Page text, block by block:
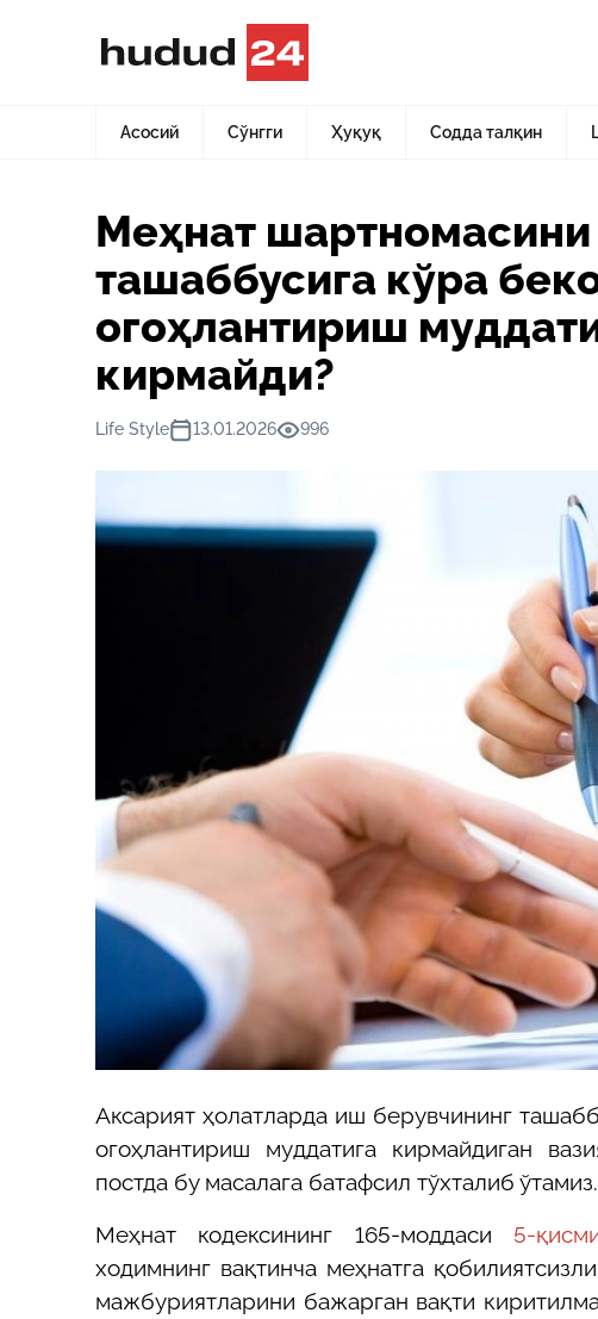
Асосий Сўнгги Ҳуқуқ Содда талқин
Янгиликлар Меҳнат шартномасини иш берувчининг
Меҳнат
ташаббусига кўра
огоҳлантириш
кирмайди?
Life Style 13.01.2026 996
Аксарият ҳолатларда иш берувчининг
огоҳлантириш муддатига кирмайдиган
постда бу масалага батафсил тўхталиб ўтамиз.
Меҳнат кодексининг 165-моддаси 5-
ходимнинг вақтинча меҳнатга
мажбуриятларини бажарган вақти